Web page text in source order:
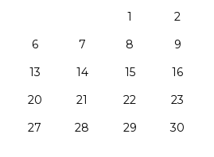
1
2
6 7 8
9
13 14 15
16
20 21 22
23
27 28 29
30